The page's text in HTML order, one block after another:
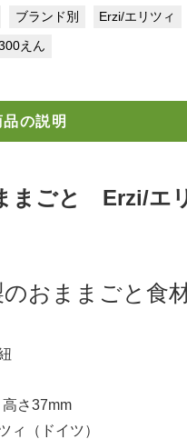
ブランド別 Erzi/エリツィ
えん
品の説明
ごと Erzi/エ
おままごと食
さ37mm
ィ（ドイツ）